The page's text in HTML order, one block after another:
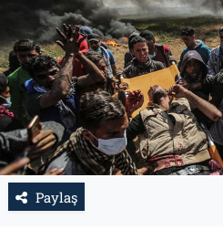
Paylaş
Dergi
Tarih
Dergi
İletişim
Künye